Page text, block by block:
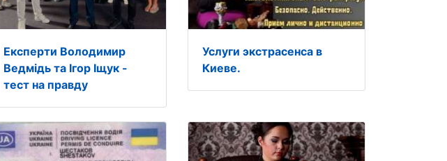
Експерти Володимир
Ведмідь та Ігор Іщук -
тест на правду
Услуги экстрасенса в
Киеве.